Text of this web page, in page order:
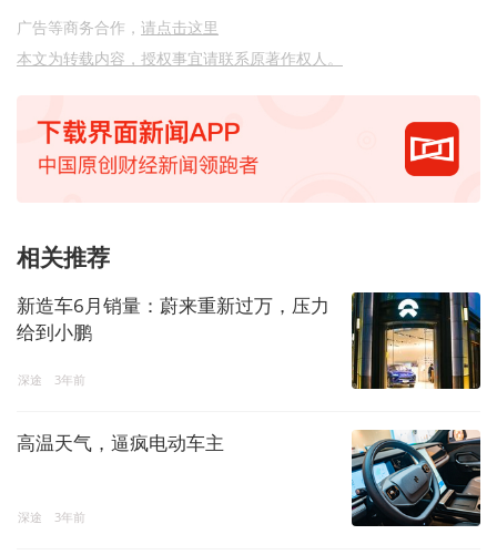
广告等商务合作， 请点击这里
本文为转载内容，授权事宜请联系原著作权人。
相关推荐
新造车6月销量：蔚来重新过万，压力
给到小鹏
深途 3年前
高温天气，逼疯电动车主
深途 3年前